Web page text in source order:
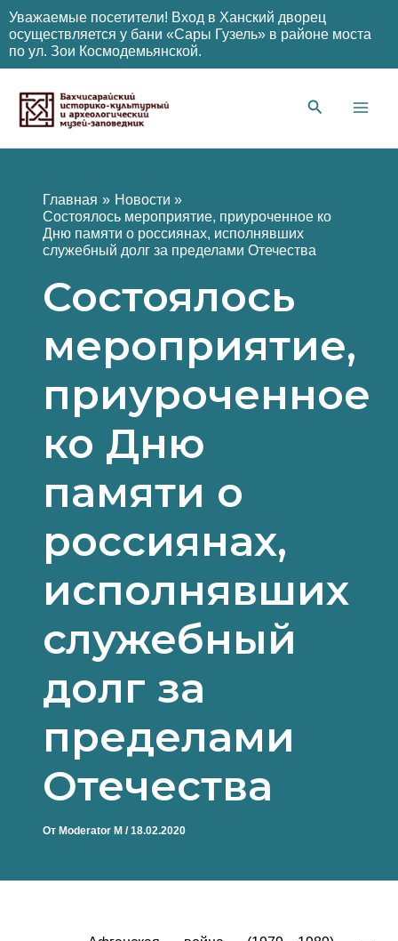
Уважаемые посетители! Вход в Ханский дворец
осуществляется у бани «Сары Гузель» в районе моста
по ул. Зои Космодемьянской.
содержимому
Главная
Новости
Состоялось мероприятие, приуроченное ко
Дню памяти о россиянах, исполнявших
служебный долг за пределами Отечества
Состоялось
мероприятие,
приуроченное
ко Дню
памяти о
россиянах,
исполнявших
служебный
долг за
пределами
Отечества
От Moderator M /18.02.2020